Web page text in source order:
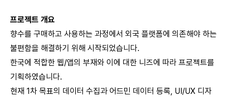
프로젝트 개요
향수를 구매하고 사용하는 과정에서 외국 플랫폼에 의존해야 하는
불편함을 해결하기 위해 시작되었습니다.
한국에 적합한 웹/앱의 부재와 이에 대한 니즈에 따라 프로젝트를
기획하였습니다.
현재 1차 목표의 데이터 수집과 어드민 데이터 등록, UI/UX 디자